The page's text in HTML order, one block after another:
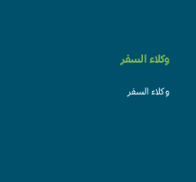
وكلاء السفر
وكلاء السفر